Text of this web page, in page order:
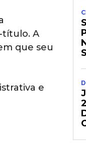
título. A
que seu
e